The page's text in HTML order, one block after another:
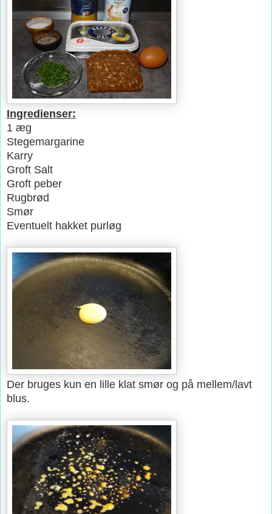
Ingredienser:
1 æg
Stegemargarine
Karry
Groft Salt
Groft peber
Rugbrød
Smør
Eventuelt hakket purløg
Der bruges kun en lille klat smør og på mellem/lavt
blus.